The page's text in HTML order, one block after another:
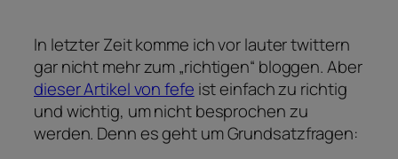
In letzter Zeit komme ich vor lauter twittern
gar nicht mehr zum „richtigen“ bloggen. Aber
dieser Artikel von fefe ist einfach zu richtig
und wichtig, um nicht besprochen zu
werden. Denn es geht um Grundsatzfragen: